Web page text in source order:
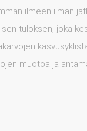
ilmeen ilman
tuloksen, joka
muotoa ja